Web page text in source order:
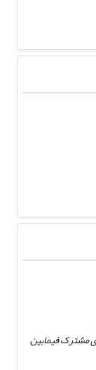
مشترک فیمابین